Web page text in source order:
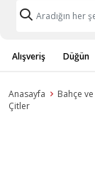
Alışveriş Düğün
Anasayfa Bahçe
Çitler